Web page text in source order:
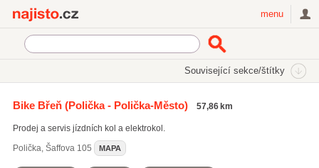
menu
Související sekce/štítky
horská kola(461)
cyklistické helmy (618)
Bike Břeň(Polička - Polička-Město) 57,86 km
Prodej a servis jízdních kol a elektrokol.
Polička, Šaffova 105 MAPA